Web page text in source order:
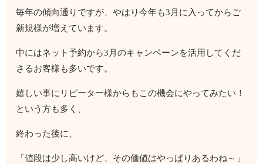
毎年の傾向通りですが、やはり今年も3月に入ってからご
新規様が増えています。
中にはネット予約から3月のキャンペーンを活用してくだ
さるお客様も多いです。
嬉しい事にリピーター様からもこの機会にやってみたい！
という方も多く、
終わった後に、
「値段は少し高いけど、その価値はやっぱりあるわね～」